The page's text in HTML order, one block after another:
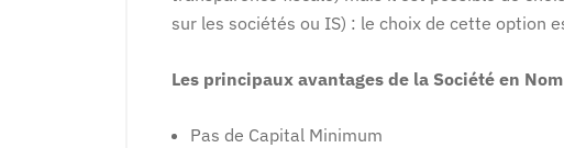
sur les sociétés ou IS) : le choix de cette option
Les principaux avantages de la Société en
Pas de Capital Minimum